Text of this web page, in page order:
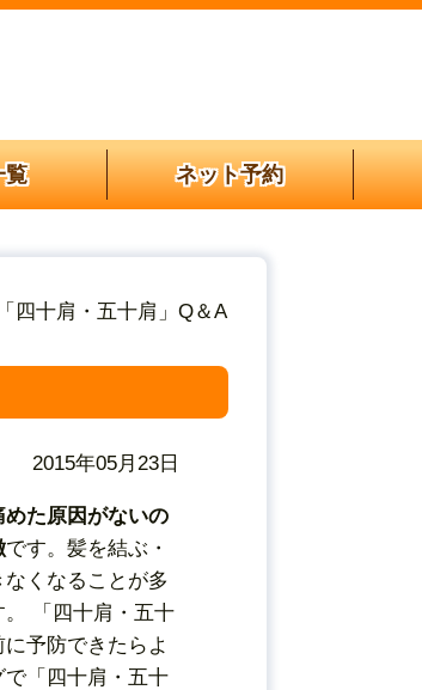
覧 ネット予約
四十肩・五十肩」Q＆A
2015年05月23日
めた原因がないの
です。髪を結ぶ・
くなることが多
「四十肩・五十
予防できたらよ
「四十肩・五十